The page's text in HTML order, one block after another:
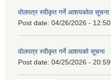
वोलपत्र स्वीकृत गर्ने आशयकोल सूचना
Post date: 04/26/2026 - 12:50
वोलपत्र स्वीकृत गर्ने आशयको सूचना
Post date: 04/25/2026 - 20:59